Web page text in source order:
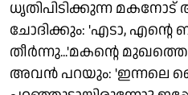
ധൃതിപിടിക്കുന്ന
ചോദിക്കും: 'എടാ, എന്റെ
തീര്‍ന്നു...'മകന്റെ
അവന്‍ പറയും: 'ഇന്നലെ